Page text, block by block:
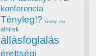
konferencia
Tényleg!? törvény vita
álhírek
állásfoglalás
érettségi